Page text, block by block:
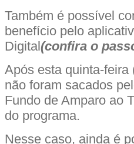
Também é possível
benefício pelo
Digital(confira o
Após esta quinta-
não foram sacados
Fundo de Amparo ao
do programa.
Nesse caso, ainda é